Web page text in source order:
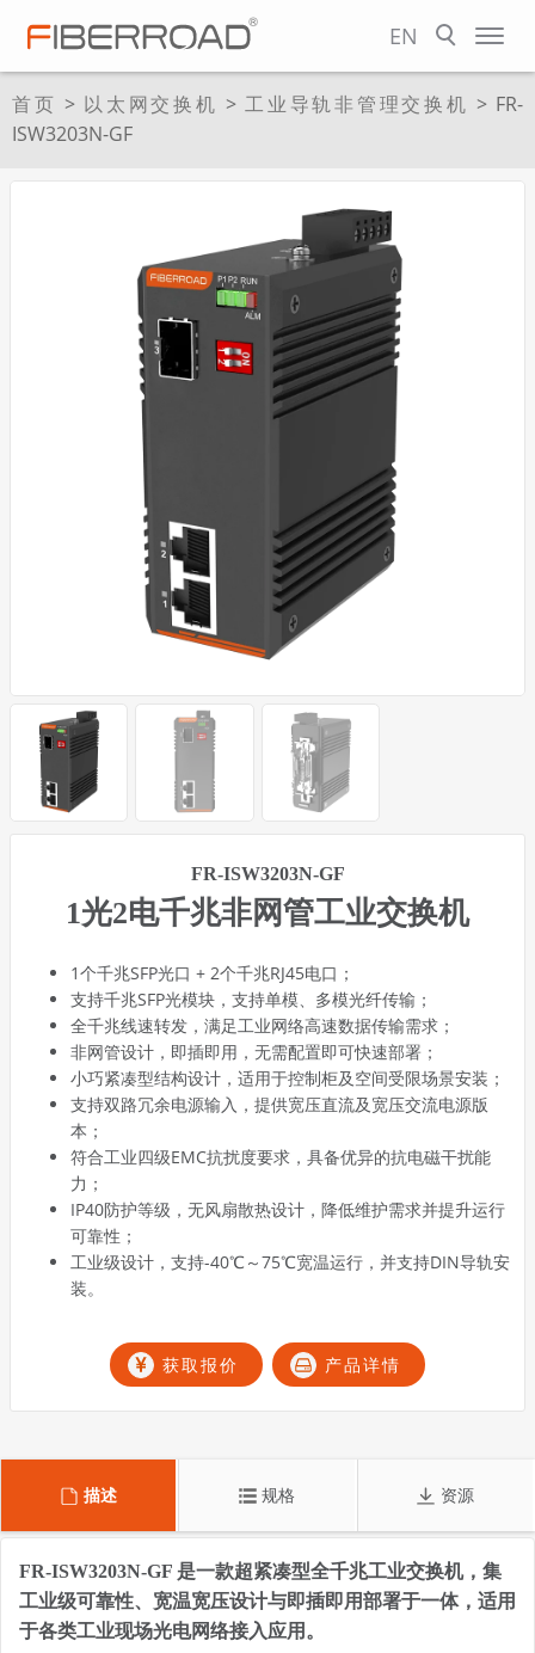
EN
首页 > 以太网交换机 > 工业导轨非管理交换机 > FR-
ISW3203N-GF
FR-ISW3203N-GF
1光2电千兆非网管工业交换机
1个千兆SFP光口 + 2个千兆RJ45电口；
支持千兆SFP光模块，支持单模、多模光纤传输；
全千兆线速转发，满足工业网络高速数据传输需求；
非网管设计，即插即用，无需配置即可快速部署；
小巧紧凑型结构设计，适用于控制柜及空间受限场景安装；
支持双路冗余电源输入，提供宽压直流及宽压交流电源版
本；
符合工业四级EMC抗扰度要求，具备优异的抗电磁干扰能
力；
IP40防护等级，无风扇散热设计，降低维护需求并提升运行
可靠性；
工业级设计，支持-40℃～75℃宽温运行，并支持DIN导轨安
装。
获取报价 产品详情
描述 规格 资源
FR-ISW3203N-GF 是一款超紧凑型全千兆工业交换机，集
工业级可靠性、宽温宽压设计与即插即用部署于一体，适用
于各类工业现场光电网络接入应用。